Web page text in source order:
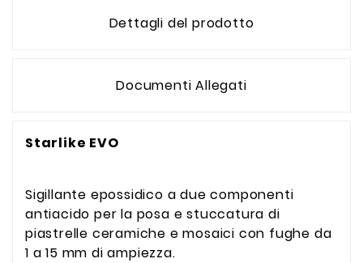
Dettagli del prodotto
Documenti Allegati
Starlike EVO
Sigillante epossidico a due componenti
antiacido per la posa e stuccatura di
piastrelle ceramiche e mosaici con fughe da
1 a 15 mm di ampiezza.